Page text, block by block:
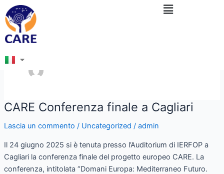
contenuto
Menu
Nome dell'autore: admin
CARE Conferenza finale a Cagliari
Lascia un commento / Uncategorized / admin
Il 24 giugno 2025 si è tenuta presso l’Auditorium di IERFOP a
Cagliari la conferenza finale del progetto europeo CARE. La
conferenza, intitolata “Domani Europa: Mediterraneo Futuro.
CARE
finale
a
Cagliari
Paginazione
articoli